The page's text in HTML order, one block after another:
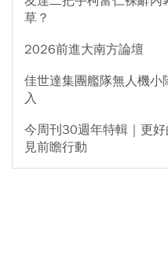
草？
2026前進大南方論壇
佳世達集團艦隊無人機小
入
今周刊30週年特輯｜更
見前瞻行動